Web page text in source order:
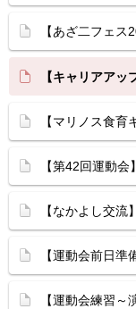
【あざ二フェス
【キャリアアッ
【マリノス食育
【第42回運動会
【なかよし交流
【運動会前日準
【運動会練習～